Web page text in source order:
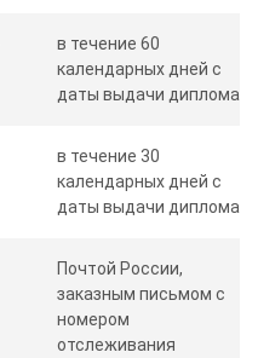
в течение 60
календарных дней с
даты выдачи диплома
в течение 30
календарных дней с
даты выдачи диплома
Почтой России,
заказным письмом с
номером
отслеживания